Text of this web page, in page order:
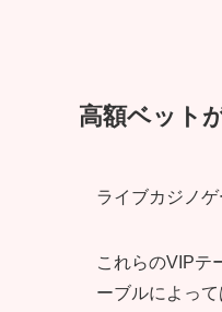
高額ベット
ライブカジノ
これらのVIPテ
ーブルによっ